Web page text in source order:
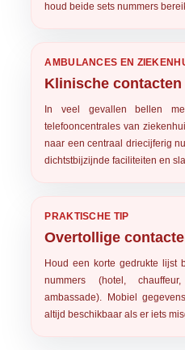
houd beide sets nummers
AMBULANCES EN
Klinische contacten
In veel gevallen bellen
telefooncentrales van
naar een centraal driecijferig
dichtstbijzijnde faciliteiten en
PRAKTISCHE TIP
Overtollige
Houd een korte gedrukte lijst
nummers (hotel,
ambassade). Mobiel
altijd beschikbaar als er iets